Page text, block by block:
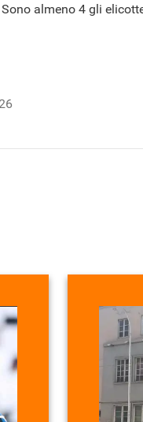
Sono almeno 4 gli